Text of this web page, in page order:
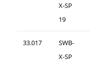
X-SP
19
33.017
SWB-
X-SP